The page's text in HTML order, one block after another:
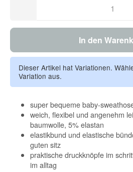
In den
Dieser Artikel hat Variationen.
Variation aus.
super bequeme baby-
weich, flexibel und angenehm
baumwolle, 5% elastan
elastikbund und elastische
guten sitz
praktische druckknöpfe im
im alltag